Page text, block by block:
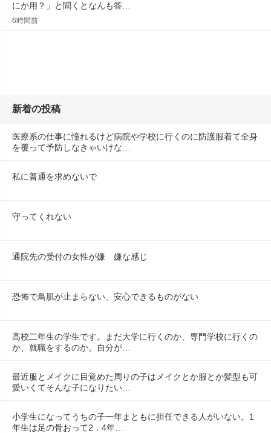
にか用？」と聞くとなんも答…
6時間前
新着の投稿
医療系の仕事に憧れるけど病院や学校に行くのに防護服着て全身
を覆って予防しなきゃいけな…
私に普通を求めないで
守ってくれない
通院先の受付の女性が嫌　嫌な感じ
恐怖で鳥肌が止まらない、安心できるものがない
高校二年生の学生です。まだ大学に行くのか、専門学校に行くの
か、就職をするのか。自分が…
最近服とメイクに目覚めた周りの子はメイクとか服とか髪型も可
愛いくてそんな子になりたい…
小学生になってうちの子一年まともに担任できる人がいない。1
年生は足の骨おって2．4年…